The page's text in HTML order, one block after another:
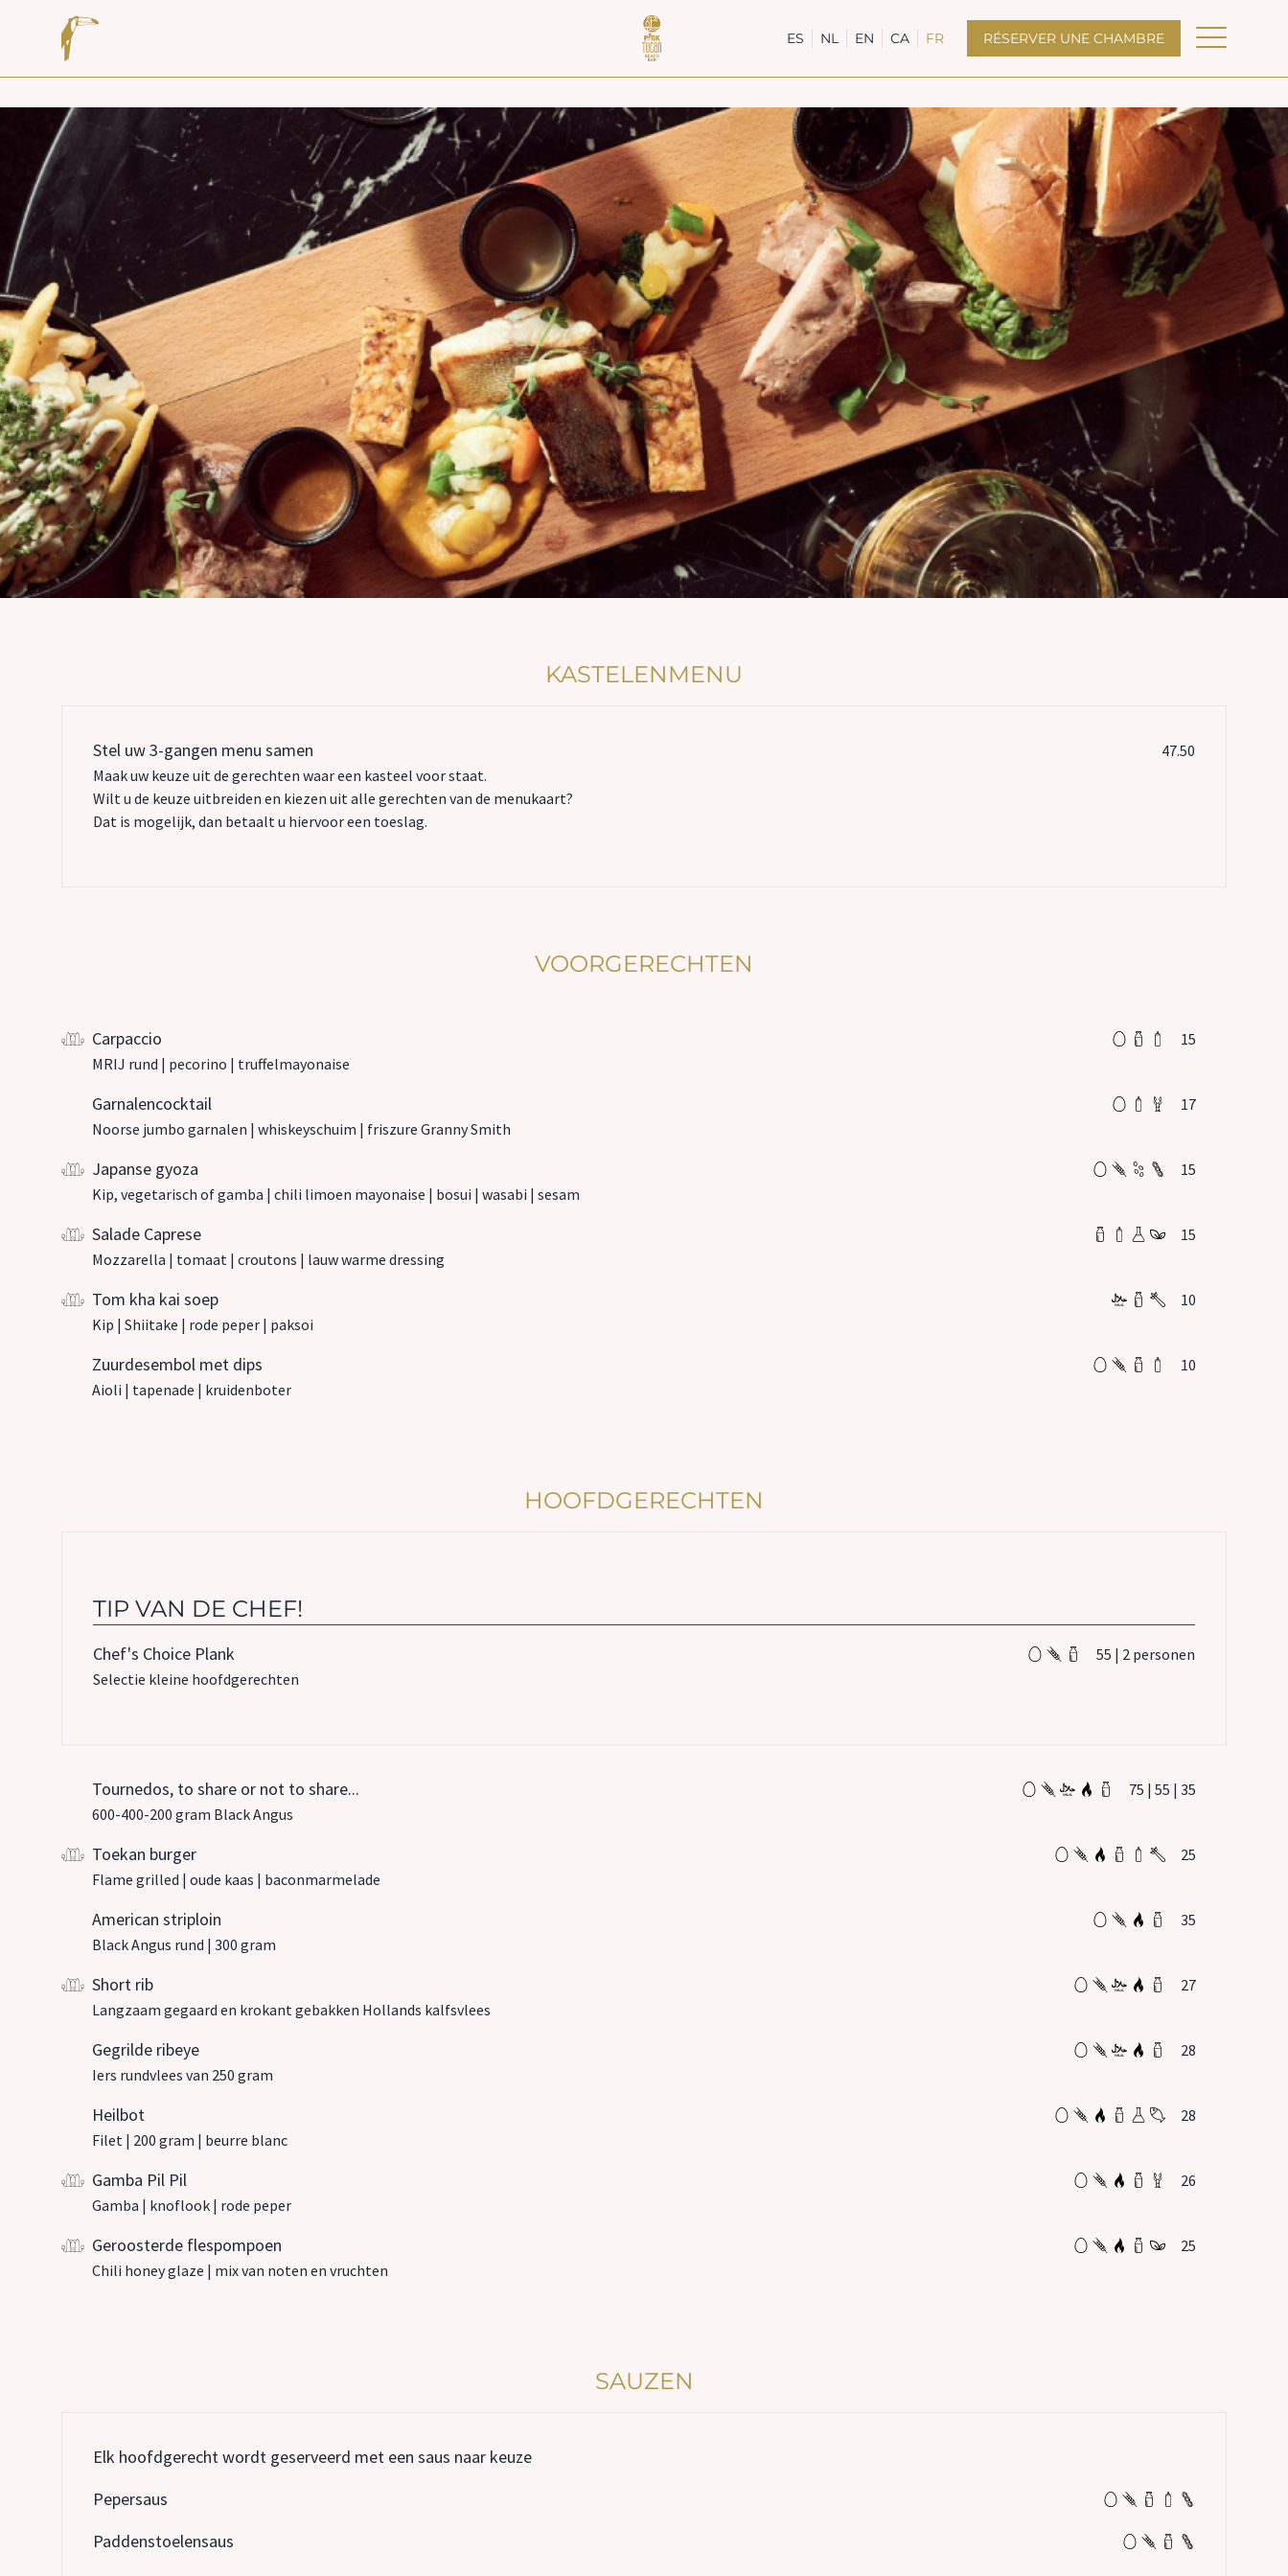
ES NL EN CA FR RÉSERVER UNE CHAMBRE
Open
KASTELENMENU
Stel uw 3-gangen menu samen
47.50
Maak uw keuze uit de gerechten waar een kasteel voor staat.
Wilt u de keuze uitbreiden en kiezen uit alle gerechten van de menukaart?
Dat is mogelijk, dan betaalt u hiervoor een toeslag.
VOORGERECHTEN
Carpaccio
15
MRIJ rund | pecorino | truffelmayonaise
Garnalencocktail
17
Noorse jumbo garnalen | whiskeyschuim | friszure Granny Smith
Japanse gyoza
15
Kip, vegetarisch of gamba | chili limoen mayonaise | bosui | wasabi | sesam
Salade Caprese
15
Mozzarella | tomaat | croutons | lauw warme dressing
Tom kha kai soep
10
Kip | Shiitake | rode peper | paksoi
Zuurdesembol met dips
10
Aioli | tapenade | kruidenboter
HOOFDGERECHTEN
TIP VAN DE CHEF!
Chef's Choice Plank
55 | 2 personen
Selectie kleine hoofdgerechten
Tournedos, to share or not to share...
75 | 55 | 35
600-400-200 gram Black Angus
Toekan burger
25
Flame grilled | oude kaas | baconmarmelade
American striploin
35
Black Angus rund | 300 gram
Short rib
27
Langzaam gegaard en krokant gebakken Hollands kalfsvlees
Gegrilde ribeye
28
Iers rundvlees van 250 gram
Heilbot
28
Filet | 200 gram | beurre blanc
Gamba Pil Pil
26
Gamba | knoflook | rode peper
Geroosterde flespompoen
25
Chili honey glaze | mix van noten en vruchten
SAUZEN
Elk hoofdgerecht wordt geserveerd met een saus naar keuze
Pepersaus
Paddenstoelensaus